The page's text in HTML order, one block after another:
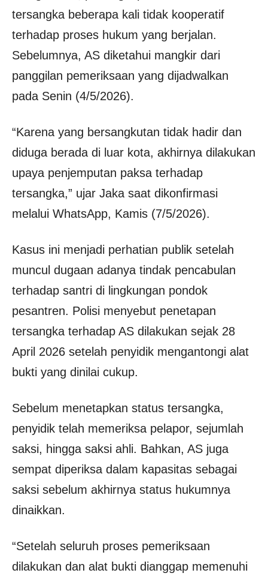
tersangka beberapa kali tidak kooperatif
terhadap proses hukum yang berjalan.
Sebelumnya, AS diketahui mangkir dari
panggilan pemeriksaan yang dijadwalkan
pada Senin (4/5/2026).
“Karena yang bersangkutan tidak hadir dan
diduga berada di luar kota, akhirnya dilakukan
upaya penjemputan paksa terhadap
tersangka,” ujar Jaka saat dikonfirmasi
melalui WhatsApp, Kamis (7/5/2026).
Kasus ini menjadi perhatian publik setelah
muncul dugaan adanya tindak pencabulan
terhadap santri di lingkungan pondok
pesantren. Polisi menyebut penetapan
tersangka terhadap AS dilakukan sejak 28
April 2026 setelah penyidik mengantongi alat
bukti yang dinilai cukup.
Sebelum menetapkan status tersangka,
penyidik telah memeriksa pelapor, sejumlah
saksi, hingga saksi ahli. Bahkan, AS juga
sempat diperiksa dalam kapasitas sebagai
saksi sebelum akhirnya status hukumnya
dinaikkan.
“Setelah seluruh proses pemeriksaan
dilakukan dan alat bukti dianggap memenuhi